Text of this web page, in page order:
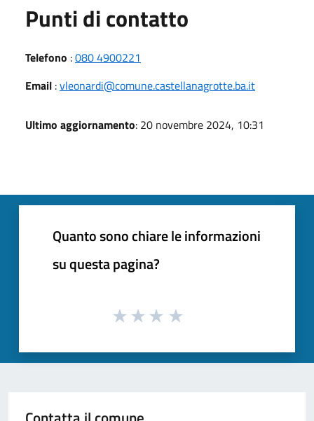
Punti di contatto
Telefono :080 4900221
Email :vleonardi@comune.castellanagrotte.ba.it
Ultimo aggiornamento: 20 novembre 2024, 10:31
Quanto sono chiare le informazioni
su questa pagina?